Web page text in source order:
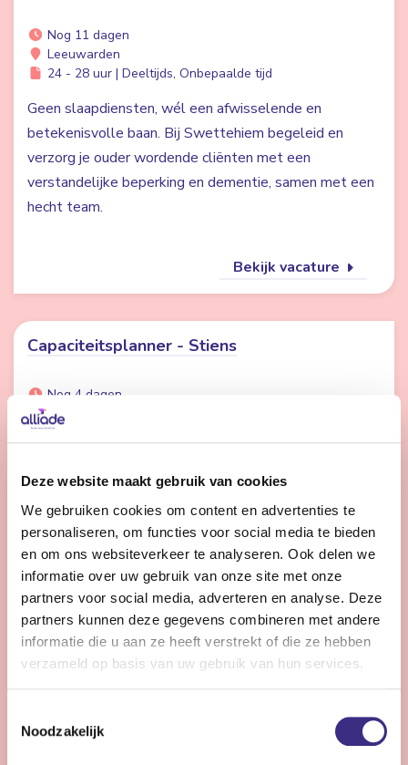
Deze website maakt gebruik van cookies
We gebruiken cookies om content en advertenties te
personaliseren, om functies voor social media te bieden
en om ons websiteverkeer te analyseren. Ook delen we
informatie over uw gebruik van onze site met onze
partners voor social media, adverteren en analyse. Deze
partners kunnen deze gegevens combineren met andere
informatie die u aan ze heeft verstrekt of die ze hebben
verzameld op basis van uw gebruik van hun services.
Noodzakelijk
Nog 11 dagen
Leeuwarden
24 - 28 uur | Deeltijds, Onbepaalde tijd
Geen slaapdiensten, wél een afwisselende en
betekenisvolle baan. Bij Swettehiem begeleid en
verzorg je ouder wordende cliënten met een
verstandelijke beperking en dementie, samen met een
hecht team.
Bekijk vacature
Capaciteitsplanner - Stiens
Nog 4 dagen
Stiens
28 - 32 uur | Voltijds, Onbepaalde tijd
een stap verder dan de dagelijkse praktijk?
Bekijk vacature
Persoonlijke Begeleider complexe zorg -
Stiens
Stiens
24 - 30 uur | Voltijds, Onbepaalde tijd